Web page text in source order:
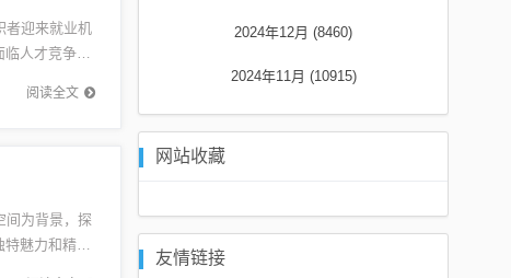
者迎来就业机
临人才竞争激
关注企业...
阅读全文
间为背景，探
特魅力和精湛
五月的一...
2024年12月 (8460)
2024年11月 (10915)
网站收藏
友情链接